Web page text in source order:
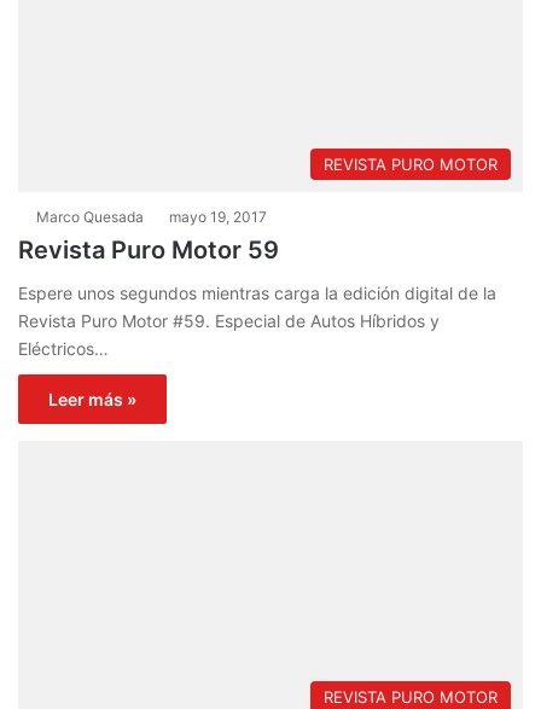
REVISTA PURO MOTOR
Marco Quesada mayo 19, 2017
Revista Puro Motor 59
Espere unos segundos mientras carga la edición digital de la
Revista Puro Motor #59. Especial de Autos Híbridos y
Eléctricos…
Leer más »
REVISTA PURO MOTOR